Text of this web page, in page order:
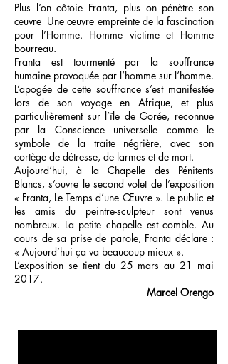
Plus l’on côtoie Franta, plus on pénètre son
œuvre Une œuvre empreinte de la fascination
pour l’Homme. Homme victime et Homme
bourreau.
Franta est tourmenté par la souffrance
humaine provoquée par l’homme sur l’homme.
L’apogée de cette souffrance s’est manifestée
lors de son voyage en Afrique, et plus
particulièrement sur l’île de Gorée, reconnue
par la Conscience universelle comme le
symbole de la traite négrière, avec son
cortège de détresse, de larmes et de mort.
Aujourd’hui, à la Chapelle des Pénitents
Blancs, s’ouvre le second volet de l’exposition
« Franta, Le Temps d’une Œuvre ». Le public et
les amis du peintre-sculpteur sont venus
nombreux. La petite chapelle est comble. Au
cours de sa prise de parole, Franta déclare :
« Aujourd’hui ça va beaucoup mieux ».
L’exposition se tient du 25 mars au 21 mai
2017.
Marcel Orengo